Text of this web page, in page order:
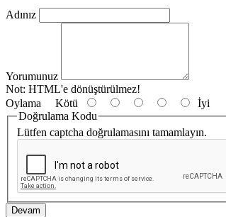
Adınız
Yorumunuz
Not: HTML'e dönüştürülmez!
Oylama Kötü
İyi
Doğrulama Kodu
Lütfen captcha doğrulamasını tamamlayın.
Devam